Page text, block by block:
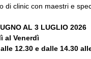
di clinic con maestri e
AL 3 LUGLIO 2026
al Venerdì
12.30 e dalle 14.30